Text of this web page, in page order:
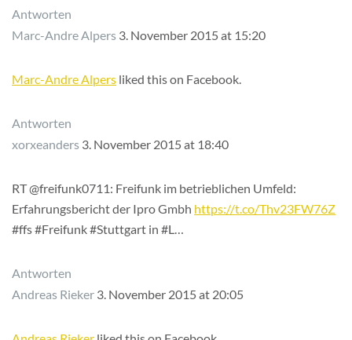
Antworten
Marc-Andre Alpers 3. November 2015 at 15:20
Marc-Andre Alpers liked this on Facebook.
Antworten
xorxeanders 3. November 2015 at 18:40
RT @freifunk0711: Freifunk im betrieblichen Umfeld:
Erfahrungsbericht der Ipro Gmbh https://t.co/Thv23FW76Z
#ffs #Freifunk #Stuttgart in #L…
Antworten
Andreas Rieker 3. November 2015 at 20:05